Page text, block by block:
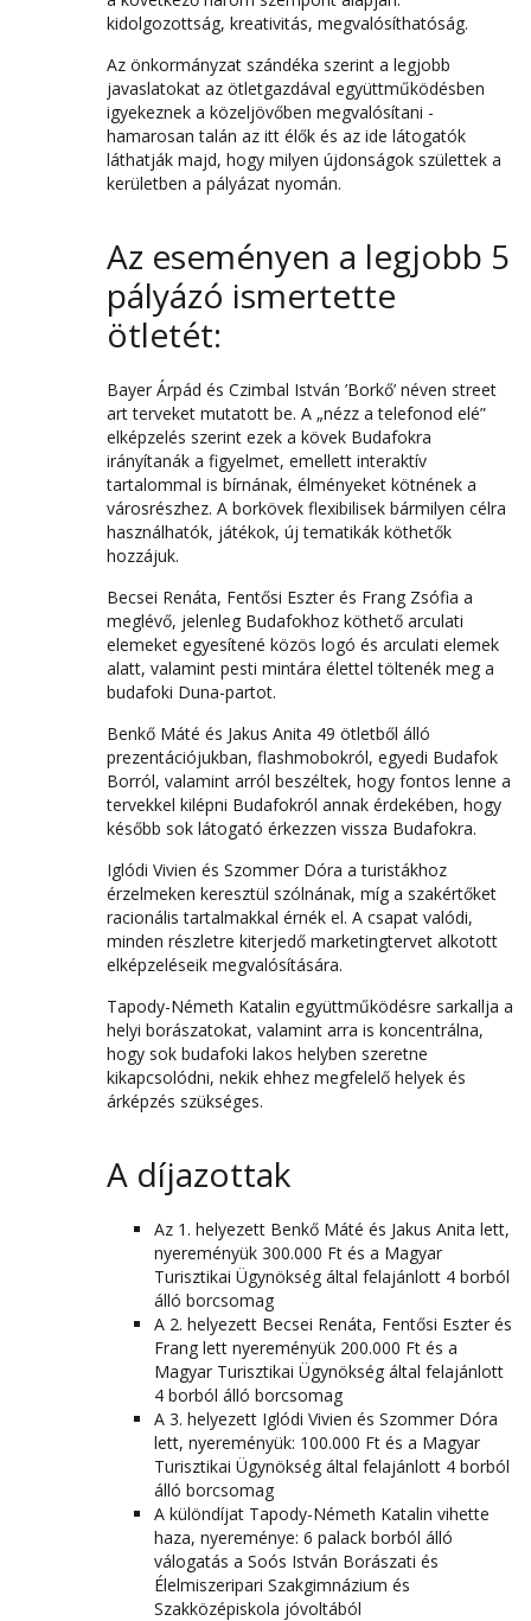
kidolgozottság, kreativitás, megvalósíthatóság.
Az önkormányzat szándéka szerint a legjobb
javaslatokat az ötletgazdával együttműködésben
igyekeznek a közeljövőben megvalósítani -
hamarosan talán az itt élők és az ide látogatók
láthatják majd, hogy milyen újdonságok születtek a
kerületben a pályázat nyomán.
Az eseményen a legjobb 5
pályázó ismertette
ötletét:
Bayer Árpád és Czimbal István ’Borkő’ néven street
art terveket mutatott be. A „nézz a telefonod elé”
elképzelés szerint ezek a kövek Budafokra
irányítanák a figyelmet, emellett interaktív
tartalommal is bírnának, élményeket kötnének a
városrészhez. A borkövek flexibilisek bármilyen célra
használhatók, játékok, új tematikák köthetők
hozzájuk.
Becsei Renáta, Fentősi Eszter és Frang Zsófia a
meglévő, jelenleg Budafokhoz köthető arculati
elemeket egyesítené közös logó és arculati elemek
alatt, valamint pesti mintára élettel töltenék meg a
budafoki Duna-partot.
Benkő Máté és Jakus Anita 49 ötletből álló
prezentációjukban, flashmobokról, egyedi Budafok
Borról, valamint arról beszéltek, hogy fontos lenne a
tervekkel kilépni Budafokról annak érdekében, hogy
később sok látogató érkezzen vissza Budafokra.
Iglódi Vivien és Szommer Dóra a turistákhoz
érzelmeken keresztül szólnának, míg a szakértőket
racionális tartalmakkal érnék el. A csapat valódi,
minden részletre kiterjedő marketingtervet alkotott
elképzeléseik megvalósítására.
Tapody-Németh Katalin együttműködésre sarkallja a
helyi borászatokat, valamint arra is koncentrálna,
hogy sok budafoki lakos helyben szeretne
kikapcsolódni, nekik ehhez megfelelő helyek és
árképzés szükséges.
A díjazottak
Az 1. helyezett Benkő Máté és Jakus Anita lett,
nyereményük 300.000 Ft és a Magyar
Turisztikai Ügynökség által felajánlott 4 borból
álló borcsomag
A 2. helyezett Becsei Renáta, Fentősi Eszter és
Frang lett nyereményük 200.000 Ft és a
Magyar Turisztikai Ügynökség által felajánlott
4 borból álló borcsomag
A 3. helyezett Iglódi Vivien és Szommer Dóra
lett, nyereményük: 100.000 Ft és a Magyar
Turisztikai Ügynökség által felajánlott 4 borból
álló borcsomag
A különdíjat Tapody-Németh Katalin vihette
haza, nyereménye: 6 palack borból álló
válogatás a Soós István Borászati és
Élelmiszeripari Szakgimnázium és
Szakközépiskola jóvoltából